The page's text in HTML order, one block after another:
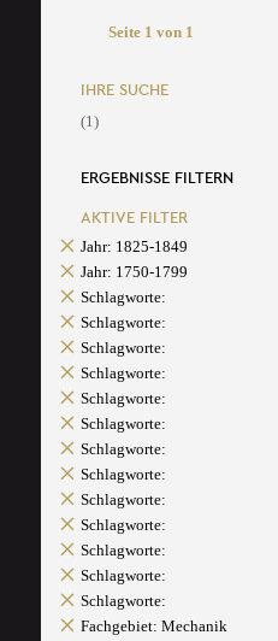
Seite 1 von 1
IHRE SUCHE
(1)
ERGEBNISSE FILTERN
AKTIVE FILTER
Jahr: 1825-1849
Jahr: 1750-1799
Schlagworte:
Schlagworte:
Schlagworte:
Schlagworte:
Schlagworte:
Schlagworte:
Schlagworte:
Schlagworte:
Schlagworte:
Schlagworte:
Schlagworte:
Schlagworte:
Schlagworte:
Fachgebiet: Mechanik